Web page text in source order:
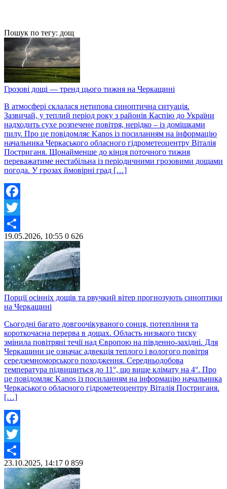
Пошук по тегу: дощ
Грозові дощі — тренд цього тижня на Черкащині
В атмосфері склалася нетипова синоптична ситуація.
Зазвичай, у теплий період року з районів Каспію до України
надходить сухе розпечене повітря, нерідко – із домішками
пилу. Про це повідомляє Kanos із посиланням на інформацію
начальника Черкаського обласного гідрометеоцентру Віталія
Постриганя. Щонайменше до кінця поточного тижня
переважатиме нестабільна із періодичними грозовими дощами
погода. У грозах ймовірні град […]
Facebook
Twitter
Share
19.05.2026, 10:55 0 626
Порції осінніх дощів та рвучкий вітер прогнозують синоптики
на Черкащині
Сьогодні багато довгоочікуваного сонця, потепління та
короткочасна перерва в дощах. Область низького тиску
змінила повітряні течії над Європою на південно-західні. Для
Черкащини це означає адвекція теплого і вологого повітря
середземноморського походження. Середньодобова
температура підвищиться до 11°, що вище клімату на 4°. Про
це повідомляє Kanos із посиланням на інформацію начальника
Черкаського обласного гідрометеоцентру Віталія Постриганя.
[…]
Facebook
Twitter
Share
23.10.2025, 14:17 0 859